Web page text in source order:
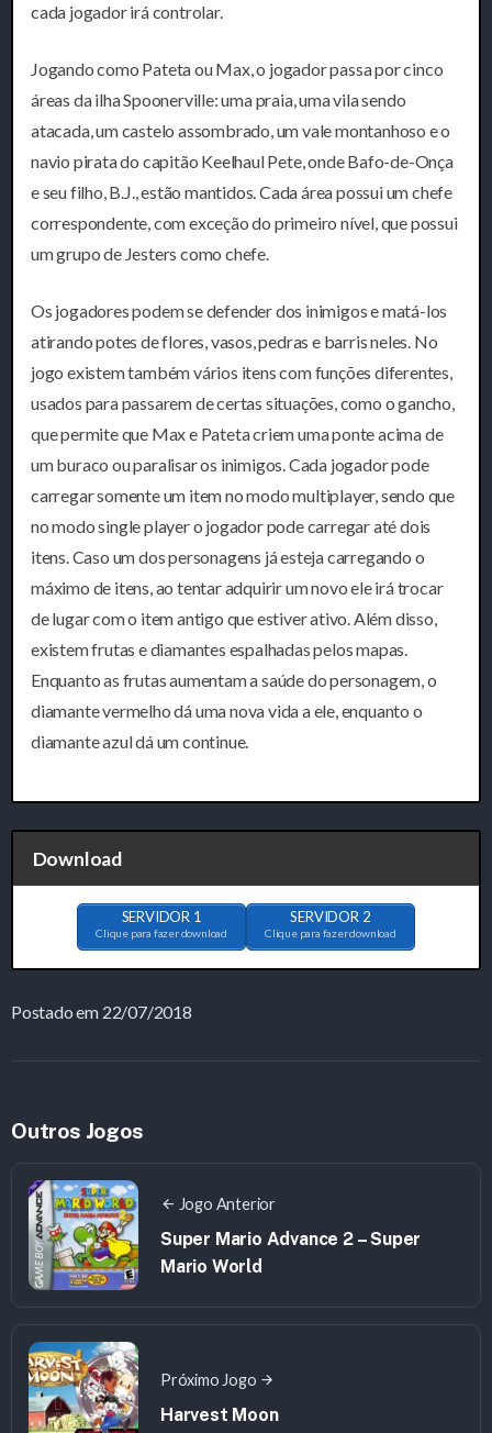
cada jogador irá controlar.
Jogando como Pateta ou Max, o jogador passa por cinco
áreas da ilha Spoonerville: uma praia, uma vila sendo
atacada, um castelo assombrado, um vale montanhoso e o
navio pirata do capitão Keelhaul Pete, onde Bafo-de-Onça
e seu filho, B.J., estão mantidos. Cada área possui um chefe
correspondente, com exceção do primeiro nível, que possui
um grupo de Jesters como chefe.
Os jogadores podem se defender dos inimigos e matá-los
atirando potes de flores, vasos, pedras e barris neles. No
jogo existem também vários itens com funções diferentes,
usados para passarem de certas situações, como o gancho,
que permite que Max e Pateta criem uma ponte acima de
um buraco ou paralisar os inimigos. Cada jogador pode
carregar somente um item no modo multiplayer, sendo que
no modo single player o jogador pode carregar até dois
itens. Caso um dos personagens já esteja carregando o
máximo de itens, ao tentar adquirir um novo ele irá trocar
de lugar com o item antigo que estiver ativo. Além disso,
existem frutas e diamantes espalhadas pelos mapas.
Enquanto as frutas aumentam a saúde do personagem, o
diamante vermelho dá uma nova vida a ele, enquanto o
diamante azul dá um continue.
Download
SERVIDOR 1
Clique para fazer download
SERVIDOR 2
Clique para fazer download
Postado em 22/07/2018
Outros Jogos
Jogo Anterior
Super Mario Advance 2 – Super
Mario World
Próximo Jogo
Harvest Moon